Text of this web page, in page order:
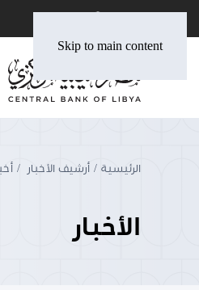
Skip to main content
الرئيسية أرشيف الأخبار
الأخبار